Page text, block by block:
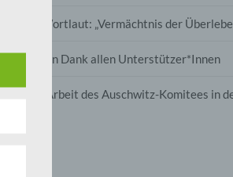
Im Wortlaut: „Vermächtnis der
Vielen Dank allen Unterstützer*Innen
Zur Arbeit des Auschwitz-Komitees in